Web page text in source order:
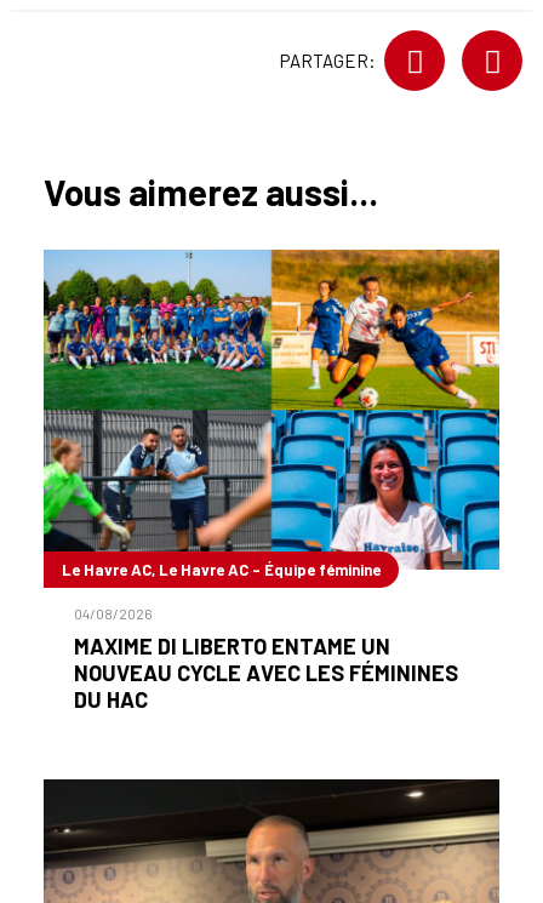
PARTAGER:
Vous aimerez aussi...
Le Havre AC, Le Havre AC - Équipe féminine
04/08/2026
MAXIME DI LIBERTO ENTAME UN
NOUVEAU CYCLE AVEC LES FÉMININES
DU HAC